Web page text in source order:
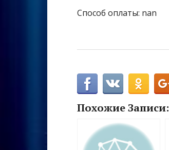
Способ оплаты: nan
Похожие Записи: